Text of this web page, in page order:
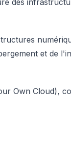
et de
Own Cloud),